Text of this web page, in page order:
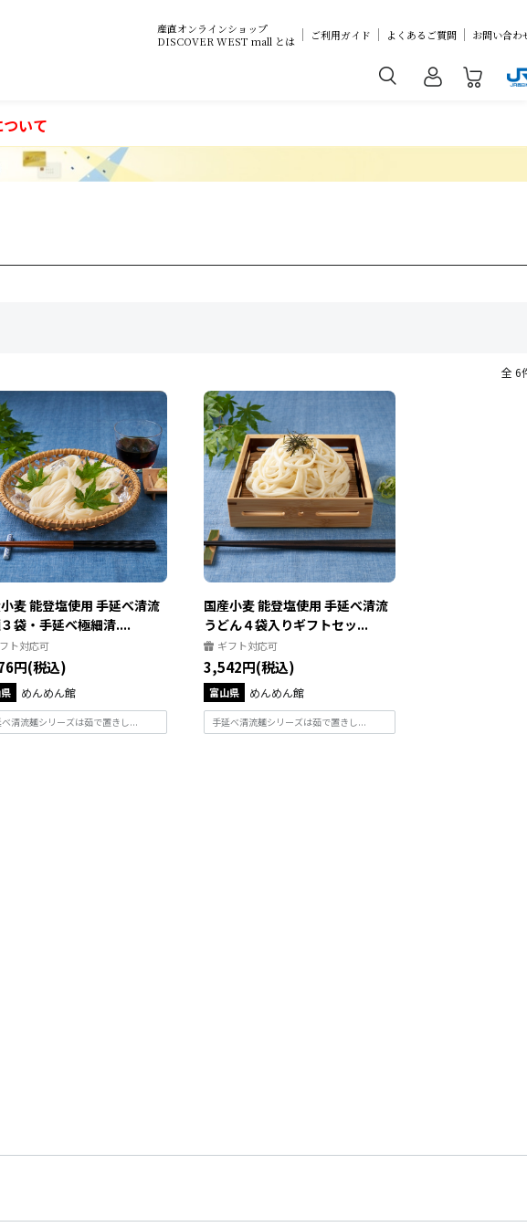
産直オンラインショップ
DISCOVER WEST mall とは
ご利用ガイド よくあるご質問 お問い合わ
いて
全 6
麦 能登塩使用 手延べ清流
袋・手延べ極細清....
ト対応可
円(税込)
めんめん館
べ清流麺シリーズは茹で置きし...
国産小麦 能登塩使用 手延べ清流
うどん４袋入りギフトセッ...
ギフト対応可
3,542円(税込)
富山県 めんめん館
手延べ清流麺シリーズは茹で置きし...